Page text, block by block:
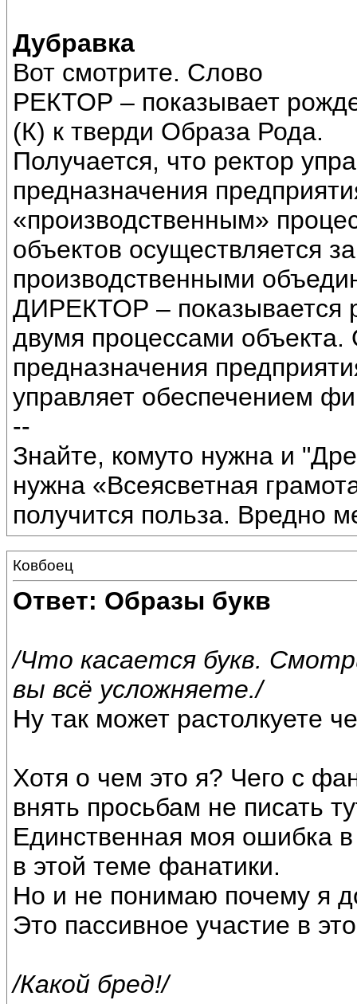
Дубравка
Вот смотрите. Слово
РЕКТОР – показывает
(К) к тверди Образа Рода.
Получается, что ректор
предназначения
«производственным»
объектов осуществляется
производственными
ДИРЕКТОР – показывается
двумя процессами
предназначения
управляет обеспечением
--
Знайте, комуто нужна и
нужна «Всеясветная
получится польза. Вредно
Ковбоец
Ответ: Образы букв
/Что касается букв.
вы всё усложняете./
Ну так может растолкуете
Хотя о чем это я? Чего с
внять просьбам не писать
Единственная моя ошибка
в этой теме фанатики.
Но и не понимаю почему я
Это пассивное участие в
/Какой бред!/